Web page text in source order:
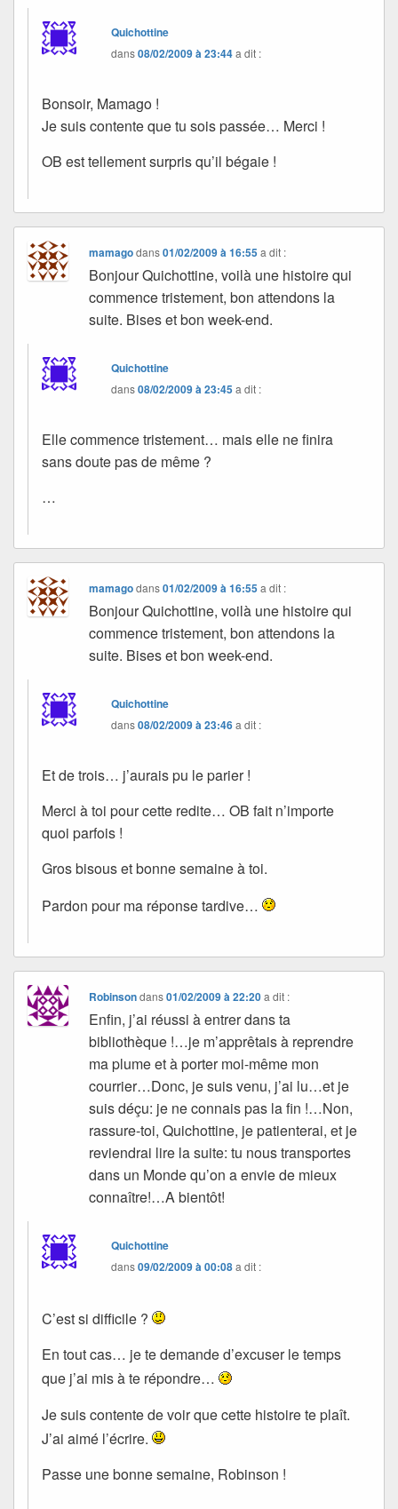
Quichottine
dans08/02/2009 à 23:44a dit :
Bonsoir, Mamago !
Je suis contente que tu sois passée… Merci !
OB est tellement surpris qu’il bégaie !
mamagodans01/02/2009 à 16:55 a dit :
Bonjour Quichottine, voilà une histoire qui
commence tristement, bon attendons la
suite. Bises et bon week-end.
Quichottine
dans08/02/2009 à 23:45a dit :
Elle commence tristement… mais elle ne finira
sans doute pas de même ?
…
mamagodans01/02/2009 à 16:55 a dit :
Bonjour Quichottine, voilà une histoire qui
commence tristement, bon attendons la
suite. Bises et bon week-end.
Quichottine
dans08/02/2009 à 23:46a dit :
Et de trois… j’aurais pu le parier !
Merci à toi pour cette redite… OB fait n’importe
quoi parfois !
Gros bisous et bonne semaine à toi.
Pardon pour ma réponse tardive…
Robinsondans01/02/2009 à 22:20 a dit :
Enfin, j’ai réussi à entrer dans ta
bibliothèque !…je m’apprêtais à reprendre
ma plume et à porter moi-même mon
courrier…Donc, je suis venu, j’ai lu…et je
suis déçu: je ne connais pas la fin !…Non,
rassure-toi, Quichottine, je patienterai, et je
reviendrai lire la suite: tu nous transportes
dans un Monde qu’on a envie de mieux
connaître!…A bientôt!
Quichottine
dans09/02/2009 à 00:08a dit :
C’est si difficile ?
En tout cas… je te demande d’excuser le temps
que j’ai mis à te répondre…
Je suis contente de voir que cette histoire te plaît.
J’ai aimé l’écrire.
Passe une bonne semaine, Robinson !